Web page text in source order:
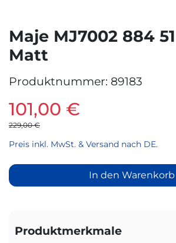
Maje MJ7002 884
Matt
Produktnummer: 89183
101,00 €
229,00 €
Preis inkl. MwSt. & Versand nach DE.
In den Warenkorb
Produktmerkmale